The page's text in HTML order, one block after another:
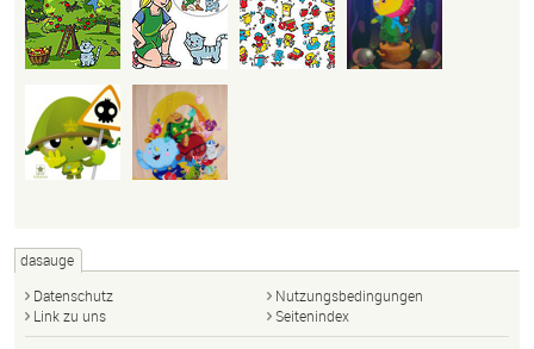
dasauge
Datenschutz
Nutzungsbedingungen
Link zu uns
Seitenindex